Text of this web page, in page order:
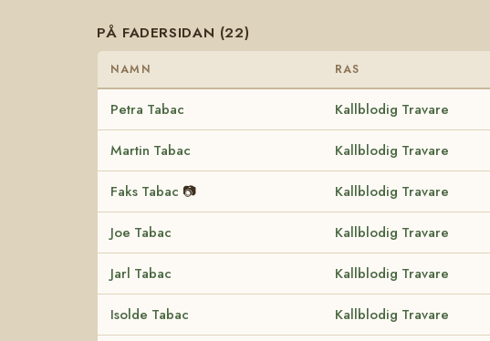
PÅ FADERSIDAN (22)
NAMN RAS
Petra Tabac Kallblodig Travare
Martin Tabac Kallblodig Travare
Faks Tabac 📷 Kallblodig Travare
Joe Tabac Kallblodig Travare
Jarl Tabac Kallblodig Travare
Isolde Tabac Kallblodig Travare